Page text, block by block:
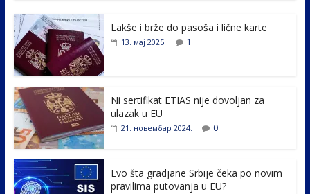
e
b
o
o
k
itt
er e
er ar
e
Lakše i brže do pasoša i lične karte
13. мај 2025. 1
Ni sertifikat ETIAS nije dovoljan za
ulazak u EU
21. новембар 2024. 0
Evo šta gradjane Srbije čeka po novim
pravilima putovanja u EU?